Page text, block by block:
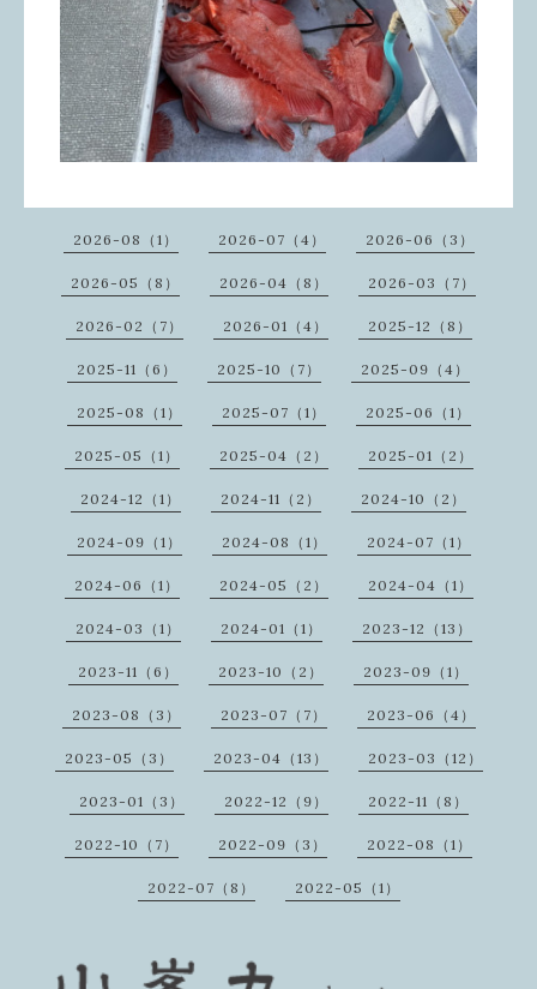
2026-08（1） 2026-07（4） 2026-06（3）
2026-05（8） 2026-04（8） 2026-03（7）
2026-02（7） 2026-01（4） 2025-12（8）
2025-11（6） 2025-10（7） 2025-09（4）
2025-08（1） 2025-07（1） 2025-06（1）
2025-05（1） 2025-04（2） 2025-01（2）
2024-12（1） 2024-11（2） 2024-10（2）
2024-09（1） 2024-08（1） 2024-07（1）
2024-06（1） 2024-05（2） 2024-04（1）
2024-03（1） 2024-01（1） 2023-12（13）
2023-11（6） 2023-10（2） 2023-09（1）
2023-08（3） 2023-07（7） 2023-06（4）
2023-05（3） 2023-04（13） 2023-03（12）
2023-01（3） 2022-12（9） 2022-11（8）
2022-10（7） 2022-09（3） 2022-08（1）
2022-07（8） 2022-05（1）